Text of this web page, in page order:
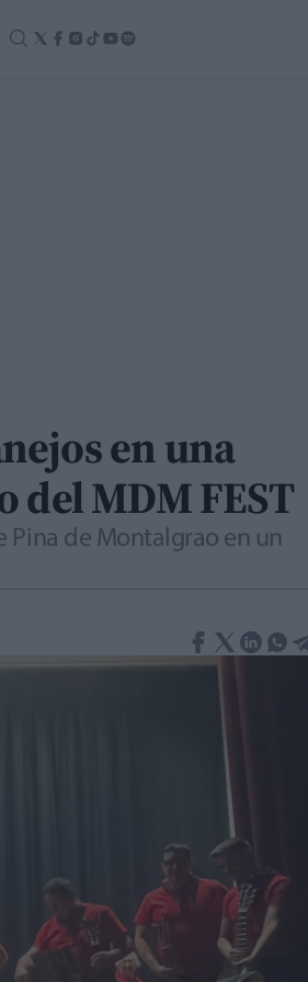
en una
MDM FEST
Pina de Montalgrao en un